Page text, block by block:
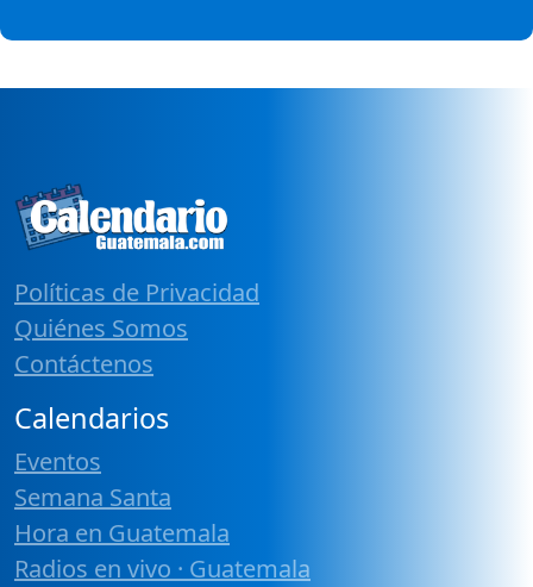
Políticas de Privacidad
Quiénes Somos
Contáctenos
Calendarios
Eventos
Semana Santa
Hora en Guatemala
Radios en vivo · Guatemala